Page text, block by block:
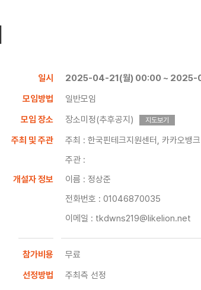
일시
2025-04-21(월) 00:00 ~ 2025-
모임방법
일반모임
모임 장소
장소미정(추후공지) 지도보기
주최 및 주관
주최 : 한국핀테크지원센터, 카카오뱅크
주관 :
개설자 정보
이름 : 정상준
전화번호 : 01046870035
이메일 : tkdwns219@likelion.net
참가비용
무료
선정방법
주최측 선정